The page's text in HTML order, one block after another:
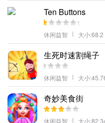
Ten Buttons
休闲益智 大小:68.2
生死时速割绳子
休闲益智 大小
奇妙美食街
休闲益智 大小